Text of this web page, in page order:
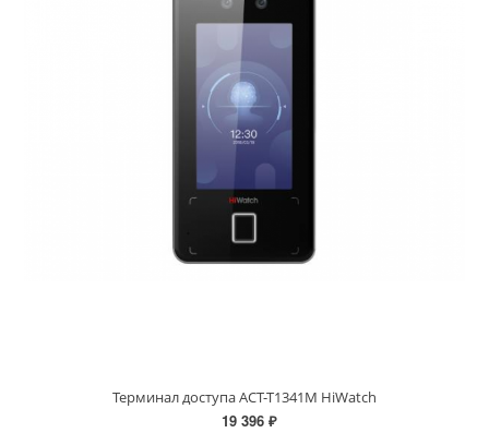
Терминал доступа ACT-T1341M HiWatch
19 396 ₽